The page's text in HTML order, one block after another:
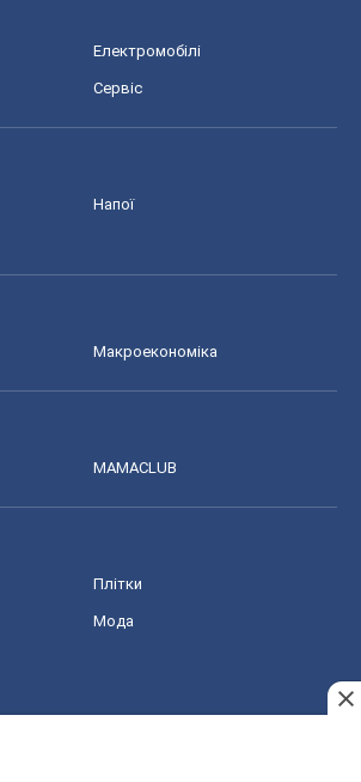
Електромобілі
Сервіс
Напої
Макроекономіка
MAMACLUB
Плітки
Мода